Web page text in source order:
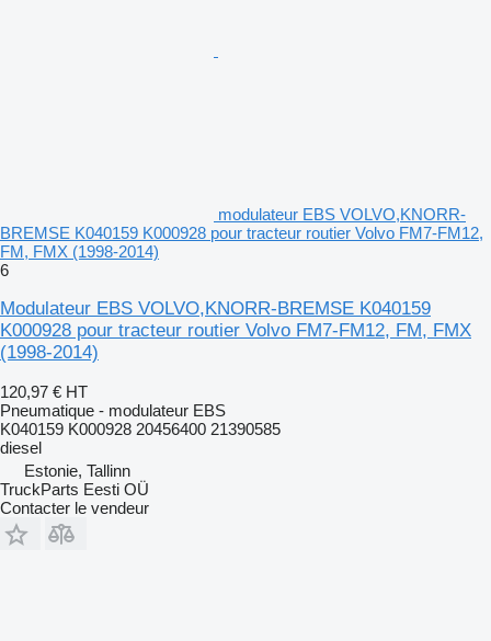
modulateur EBS VOLVO,KNORR-
BREMSE K040159 K000928 pour tracteur routier Volvo FM7-FM12,
FM, FMX (1998-2014)
6
Modulateur EBS VOLVO,KNORR-BREMSE K040159
K000928 pour tracteur routier Volvo FM7-FM12, FM, FMX
(1998-2014)
120,97 € HT
Pneumatique - modulateur EBS
K040159 K000928 20456400 21390585
diesel
Estonie, Tallinn
TruckParts Eesti OÜ
Contacter le vendeur